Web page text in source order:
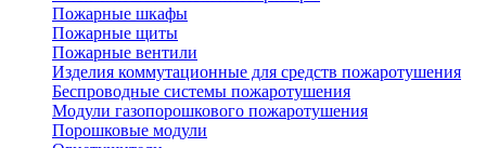
Пожарные шкафы
Пожарные щиты
Пожарные вентили
Изделия коммутационные для средств пожаротушения
Беспроводные системы пожаротушения
Модули газопорошкового пожаротушения
Порошковые модули